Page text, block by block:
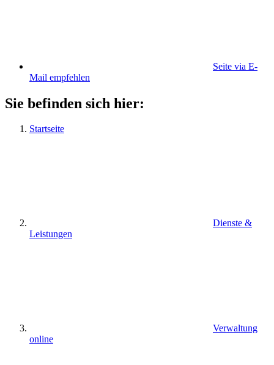
Seite via E-
Mail empfehlen
Sie befinden sich hier:
Startseite
Dienste &
Leistungen
Verwaltung
online